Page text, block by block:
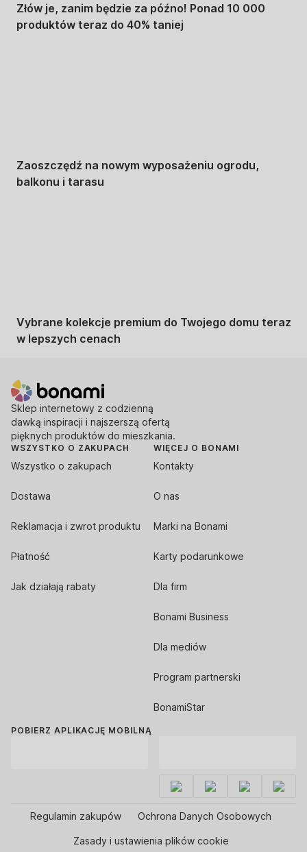
Złów je, zanim będzie za późno! Ponad 10 000
produktów teraz do 40% taniej
Zaoszczędź na nowym wyposażeniu ogrodu,
balkonu i tarasu
Vybrane kolekcje premium do Twojego domu teraz
w lepszych cenach
Sklep internetowy z codzienną
dawką inspiracji i najszerszą ofertą
pięknych produktów do mieszkania.
WSZYSTKO O ZAKUPACH
Wszystko o zakupach
Dostawa
Reklamacja i zwrot produktu
Płatność
Jak działają rabaty
WIĘCEJ O BONAMI
Kontakty
O nas
Marki na Bonami
Karty podarunkowe
Dla firm
Bonami Business
Dla mediów
Program partnerski
BonamiStar
POBIERZ APLIKACJĘ MOBILNĄ
Regulamin zakupów Ochrona Danych Osobowych
Zasady i ustawienia plików cookie